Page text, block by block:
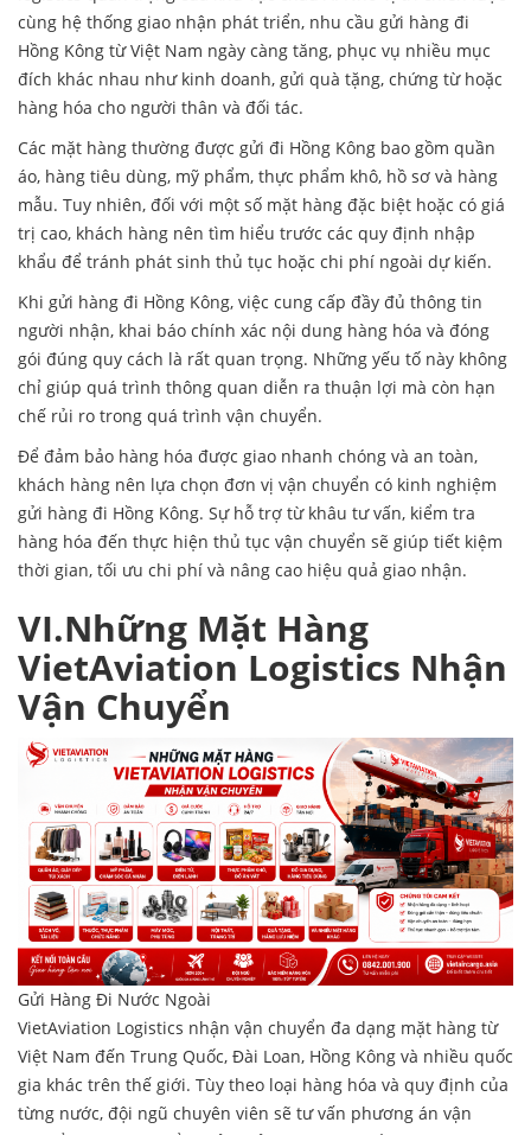
cùng hệ thống giao nhận phát triển, nhu cầu gửi hàng đi
Hồng Kông từ Việt Nam ngày càng tăng, phục vụ nhiều mục
đích khác nhau như kinh doanh, gửi quà tặng, chứng từ hoặc
hàng hóa cho người thân và đối tác.
Các mặt hàng thường được gửi đi Hồng Kông bao gồm quần
áo, hàng tiêu dùng, mỹ phẩm, thực phẩm khô, hồ sơ và hàng
mẫu. Tuy nhiên, đối với một số mặt hàng đặc biệt hoặc có giá
trị cao, khách hàng nên tìm hiểu trước các quy định nhập
khẩu để tránh phát sinh thủ tục hoặc chi phí ngoài dự kiến.
Khi gửi hàng đi Hồng Kông, việc cung cấp đầy đủ thông tin
người nhận, khai báo chính xác nội dung hàng hóa và đóng
gói đúng quy cách là rất quan trọng. Những yếu tố này không
chỉ giúp quá trình thông quan diễn ra thuận lợi mà còn hạn
chế rủi ro trong quá trình vận chuyển.
Để đảm bảo hàng hóa được giao nhanh chóng và an toàn,
khách hàng nên lựa chọn đơn vị vận chuyển có kinh nghiệm
gửi hàng đi Hồng Kông. Sự hỗ trợ từ khâu tư vấn, kiểm tra
hàng hóa đến thực hiện thủ tục vận chuyển sẽ giúp tiết kiệm
thời gian, tối ưu chi phí và nâng cao hiệu quả giao nhận.
VI.Những Mặt Hàng
VietAviation Logistics Nhận
Vận Chuyển
Gửi Hàng Đi Nước Ngoài
VietAviation Logistics nhận vận chuyển đa dạng mặt hàng từ
Việt Nam đến Trung Quốc, Đài Loan, Hồng Kông và nhiều quốc
gia khác trên thế giới. Tùy theo loại hàng hóa và quy định của
từng nước, đội ngũ chuyên viên sẽ tư vấn phương án vận